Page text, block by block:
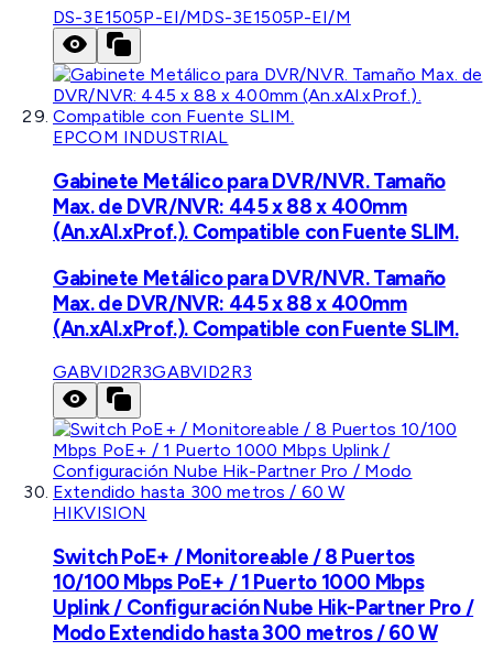
DS-3E1505P-EI/MDS-3E1505P-EI/M
EPCOM INDUSTRIAL
Gabinete Metálico para DVR/NVR. Tamaño
Max. de DVR/NVR: 445 x 88 x 400mm
(An.xAl.xProf.). Compatible con Fuente SLIM.
Gabinete Metálico para DVR/NVR. Tamaño
Max. de DVR/NVR: 445 x 88 x 400mm
(An.xAl.xProf.). Compatible con Fuente SLIM.
GABVID2R3GABVID2R3
HIKVISION
Switch PoE+ / Monitoreable / 8 Puertos
10/100 Mbps PoE+ / 1 Puerto 1000 Mbps
Uplink / Configuración Nube Hik-Partner Pro /
Modo Extendido hasta 300 metros / 60 W